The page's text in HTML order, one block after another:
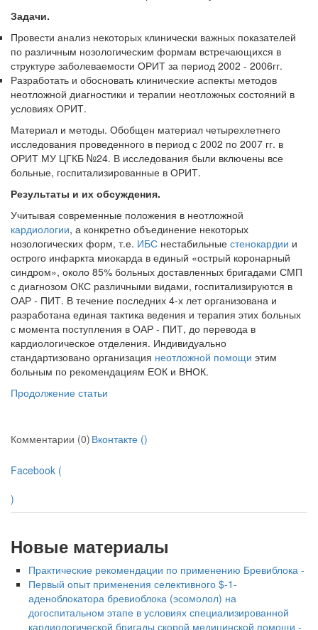
Задачи.
Провести анализ некоторых клинически важных показателей
по различным нозологическим формам встречающихся в
структуре заболе­ваемости ОРИТ за период 2002 - 2006гг.
Разработать и обосновать клинические аспекты методов
неотлож­ной диагностики и терапии неотложных состояний в
условиях ОРИТ.
Материал и методы. Обобщен материал четырехлетнего
исследования проведенного в период с 2002 по 2007 гг. в
ОРИТ МУ ЦГКБ №24. В ис­следования были включены все
больные, госпитализированные в ОРИТ.
Результаты и их обсуждения.
Учитывая современные положения в неотложной
кардиологии, а кон­кретно объединение некоторых
нозологических форм, т.е. ИБС неста­бильные стенокардии и
острого инфаркта миокарда в единый «острый коронарный
синдром», около 85% больных доставленных бригадами СМП
с диагнозом ОКС различными видами, госпитализируются в
ОАР - ПИТ. В течение последних 4-х лет организована и
разработана еди­ная тактика ведения и терапия этих больных
с момента поступления в ОАР - ПИТ, до перевода в
кардиологическое отделения. Индивидуаль­но
стандартизовано организация неотложной помощи этим
больным по рекомендациям ЕОК и ВНОК.
Продолжение статьи
Комментарии (0) Вконтакте ()
Facebook (
)
Новые материалы
Практические рекомендации по применению Бревиблока -
Первый опыт применения селективного $-1-
аденоблокатора бревиоблока (эсомолол) на
догоспитальном этапе в условиях специализированной
кардиологической бригады скорой медицинской помощи -